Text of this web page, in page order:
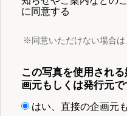
に同意する
※同意いただけない場合は
この写真を使用され
画元もしくは発行元で
はい、直接の企画元